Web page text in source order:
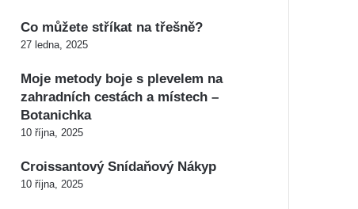
Co můžete stříkat na třešně?
27 ledna, 2025
Moje metody boje s plevelem na
zahradních cestách a místech –
Botanichka
10 října, 2025
Croissantový Snídaňový Nákyp
10 října, 2025